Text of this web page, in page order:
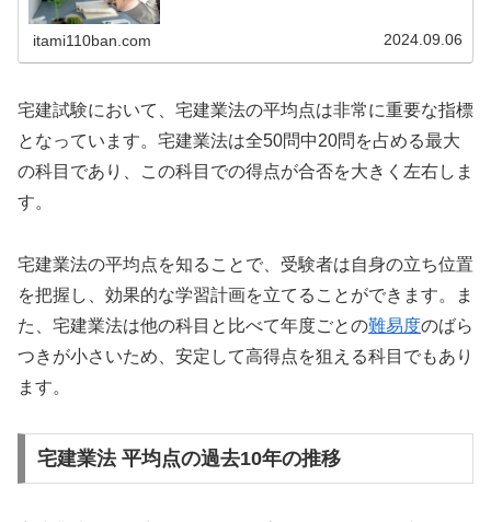
itami110ban.com 2024.09.06
宅建試験において、宅建業法の平均点は非常に重要な指標
となっています。宅建業法は全50問中20問を占める最大
の科目であり、この科目での得点が合否を大きく左右しま
す。
宅建業法の平均点を知ることで、受験者は自身の立ち位置
を把握し、効果的な学習計画を立てることができます。ま
た、宅建業法は他の科目と比べて年度ごとの難易度のばら
つきが小さいため、安定して高得点を狙える科目でもあり
ます。
宅建業法 平均点の過去10年の推移